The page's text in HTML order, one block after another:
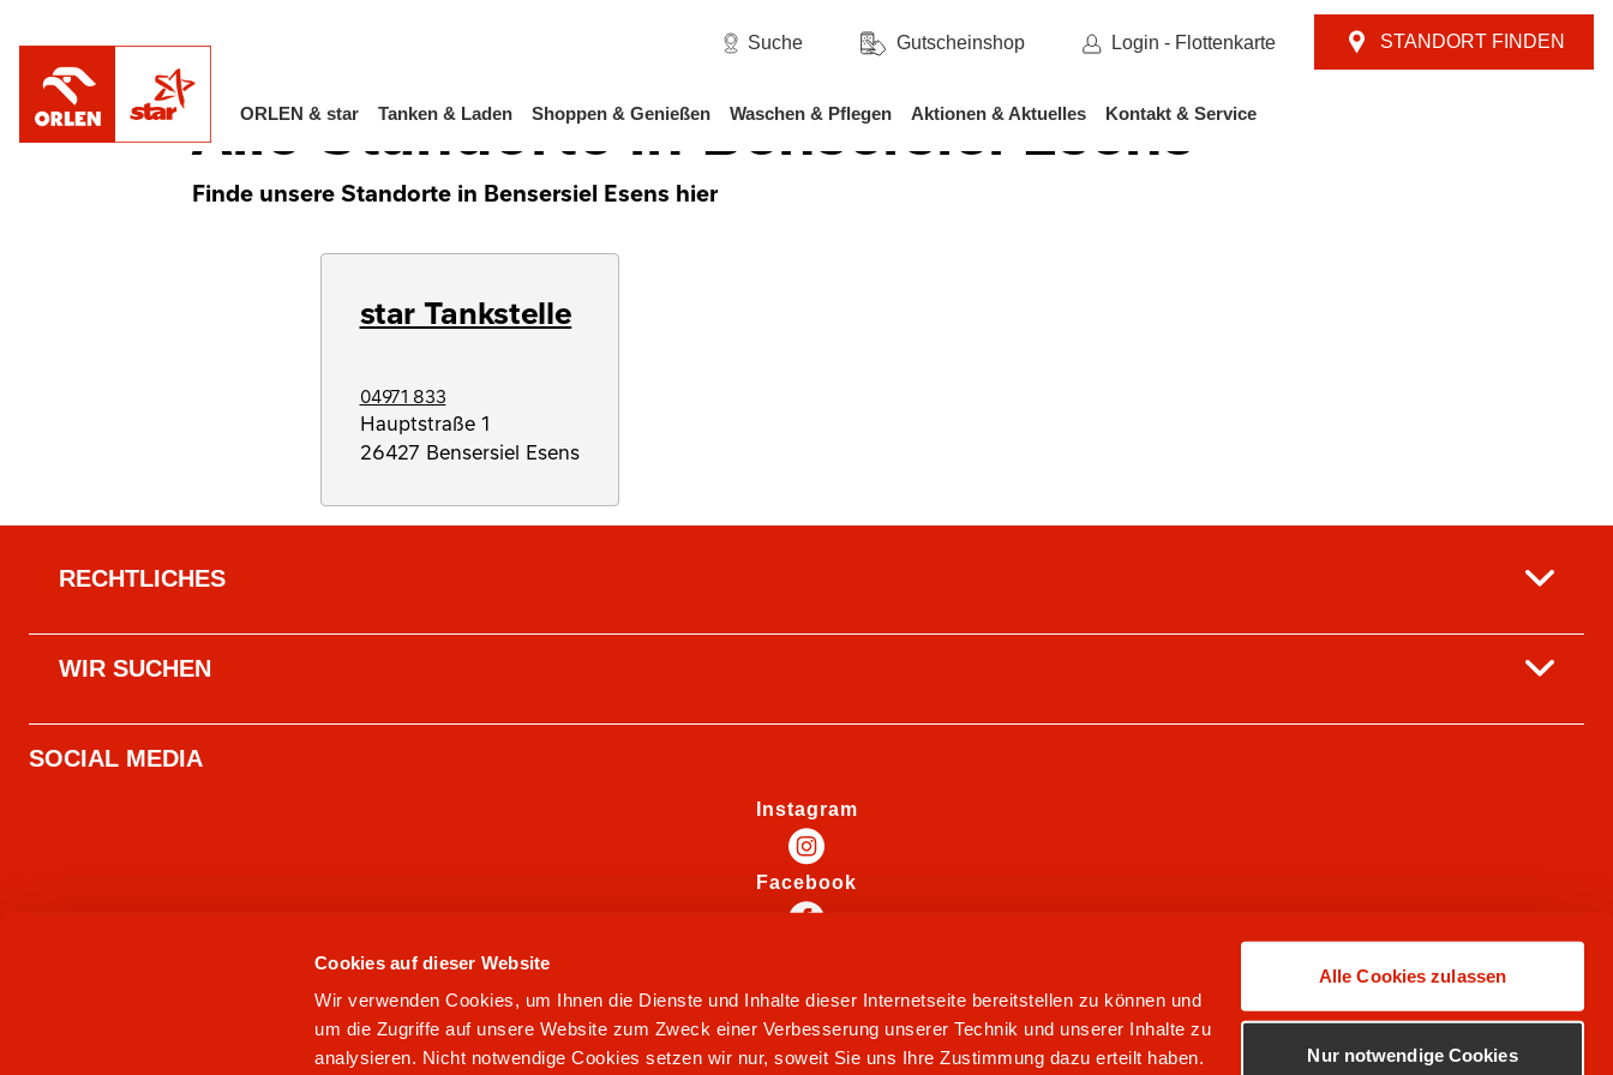
Cookies auf dieser Website
Wir verwenden Cookies, um Ihnen die Dienste und Inhalte dieser Internetseite bereitstellen zu können und
um die Zugriffe auf unsere Website zum Zweck einer Verbesserung unserer Technik und unserer Inhalte zu
analysieren. Nicht notwendige Cookies setzen wir nur, soweit Sie uns Ihre Zustimmung dazu erteilt haben.
Alle Cookies zulassen
Nur notwendige Cookies
ORLEN & star Tanken & Laden Shoppen & Genießen Waschen & Pflegen Aktionen & Aktuelles Kontakt & Service
Suche Gutscheinshop Login - Flottenkarte STANDORT FINDEN
Bensersiel Esens
Alle Standorte in Bensersiel Esens
Finde unsere Standorte in Bensersiel Esens hier
star Tankstelle
04971 833
Hauptstraße 1
26427 Bensersiel Esens
RECHTLICHES
WIR SUCHEN
SOCIAL MEDIA
Instagram
Facebook